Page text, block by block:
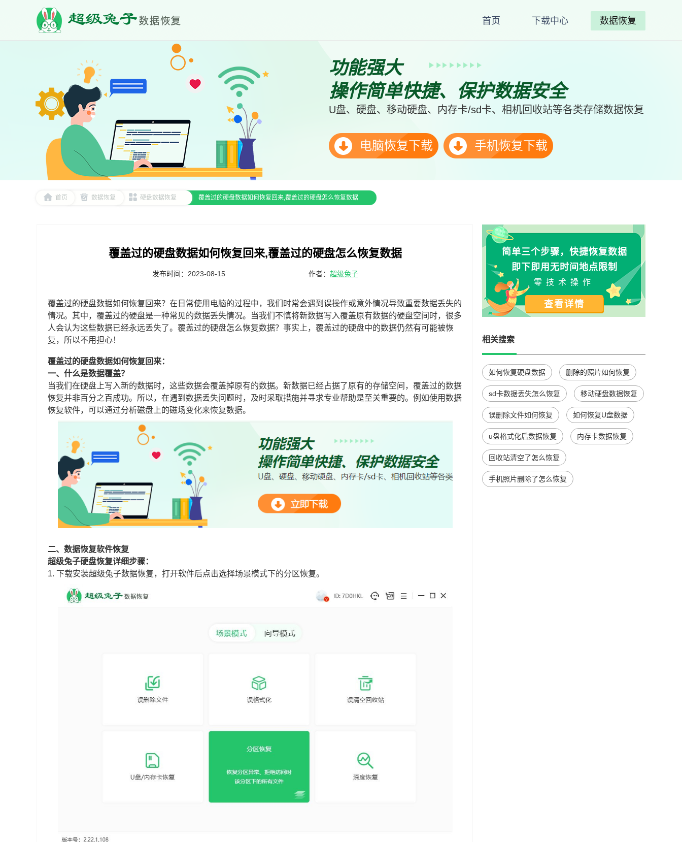
首页 下载中心 数据恢复
功能强大
操作简单快捷、保护数据安全
U盘、硬盘、移动硬盘、内存卡/sd卡、相机回收站等各类存储数据恢复
电脑恢复下载 手机恢复下载
首页 数据恢复 硬盘数据恢复 覆盖过的硬盘数据如何恢复回来,覆盖过的硬盘怎么恢复数据
覆盖过的硬盘数据如何恢复回来,覆盖过的硬盘怎么恢复数据
发布时间：2023-08-15 作者： 超级兔子
覆盖过的硬盘数据如何恢复回来？在日常使用电脑的过程中，我们时常会遇到误操作或意外情况导致重要数据丢失的
情况。其中，覆盖过的硬盘是一种常见的数据丢失情况。当我们不慎将新数据写入覆盖原有数据的硬盘空间时，很多
人会认为这些数据已经永远丢失了。覆盖过的硬盘怎么恢复数据？事实上，覆盖过的硬盘中的数据仍然有可能被恢
复，所以不用担心！
覆盖过的硬盘数据如何恢复回来：
一、什么是数据覆盖？
当我们在硬盘上写入新的数据时，这些数据会覆盖掉原有的数据。新数据已经占据了原有的存储空间，覆盖过的数据
恢复并非百分之百成功。所以，在遇到数据丢失问题时，及时采取措施并寻求专业帮助是至关重要的。例如使用数据
恢复软件，可以通过分析磁盘上的磁场变化来恢复数据。
二、 数据恢复软件恢复
超级兔子硬盘恢复详细步骤：
1. 下载安装超级兔子数据恢复，打开软件后点击选择场景模式下的分区恢复。
简单三个步骤，快捷恢复数据
即下即用无时间地点限制
零技术操作
查看详情
相关搜索
如何恢复硬盘数据 删除的照片如何恢复
sd卡数据丢失怎么恢复 移动硬盘数据恢复
误删除文件如何恢复 如何恢复U盘数据
u盘格式化后数据恢复 内存卡数据恢复
回收站清空了怎么恢复
手机照片删除了怎么恢复